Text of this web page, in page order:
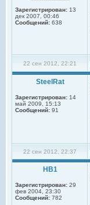
Зарегистрирован: 13
дек 2007, 00:46
Сообщений: 638
22 сен 2012, 22:21
SteelRat
Зарегистрирован: 14
май 2009, 15:13
Сообщений: 91
22 сен 2012, 22:37
НВ1
Зарегистрирован: 29
фев 2004, 23:30
Сообщений: 782